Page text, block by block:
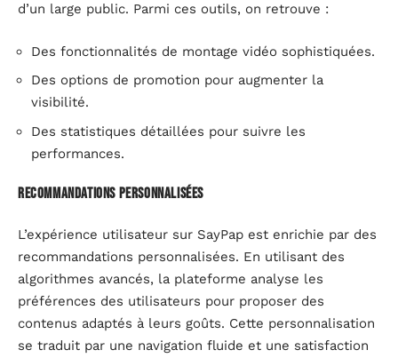
d’un large public. Parmi ces outils, on retrouve :
Des fonctionnalités de montage vidéo sophistiquées.
Des options de promotion pour augmenter la
visibilité.
Des statistiques détaillées pour suivre les
performances.
Recommandations personnalisées
L’expérience utilisateur sur SayPap est enrichie par des
recommandations personnalisées. En utilisant des
algorithmes avancés, la plateforme analyse les
préférences des utilisateurs pour proposer des
contenus adaptés à leurs goûts. Cette personnalisation
se traduit par une navigation fluide et une satisfaction